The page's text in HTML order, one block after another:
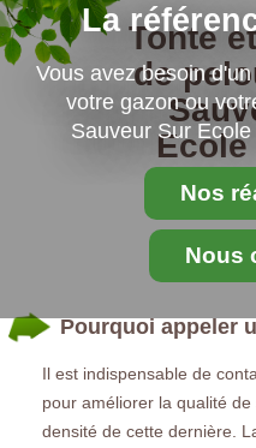
La
Vous avez besoin
votre gazon ou
Sauveur Sur
Nos
Nous
Tonte
de
Ecole
Pourquoi appeler
Il est indispensable de
pour améliorer la qualité
densité de cette dernière.